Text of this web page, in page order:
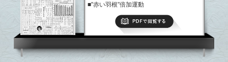
■"赤い羽根"倍加運動